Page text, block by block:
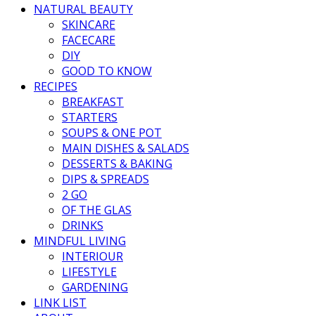
NATURAL BEAUTY
SKINCARE
FACECARE
DIY
GOOD TO KNOW
RECIPES
BREAKFAST
STARTERS
SOUPS & ONE POT
MAIN DISHES & SALADS
DESSERTS & BAKING
DIPS & SPREADS
2 GO
OF THE GLAS
DRINKS
MINDFUL LIVING
INTERIOUR
LIFESTYLE
GARDENING
LINK LIST